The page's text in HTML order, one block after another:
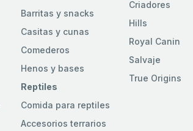
Barritas y snacks
Casitas y cunas
Comederos
Henos y bases
Reptiles
Comida para reptiles
Accesorios terrarios
Criadores
Hills
Royal Canin
Salvaje
True Origins